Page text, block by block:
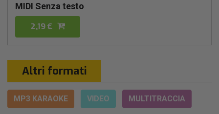
MIDI Senza testo
2,19 €
Altri formati
MP3 KARAOKE VIDEO MULTITRACCIA